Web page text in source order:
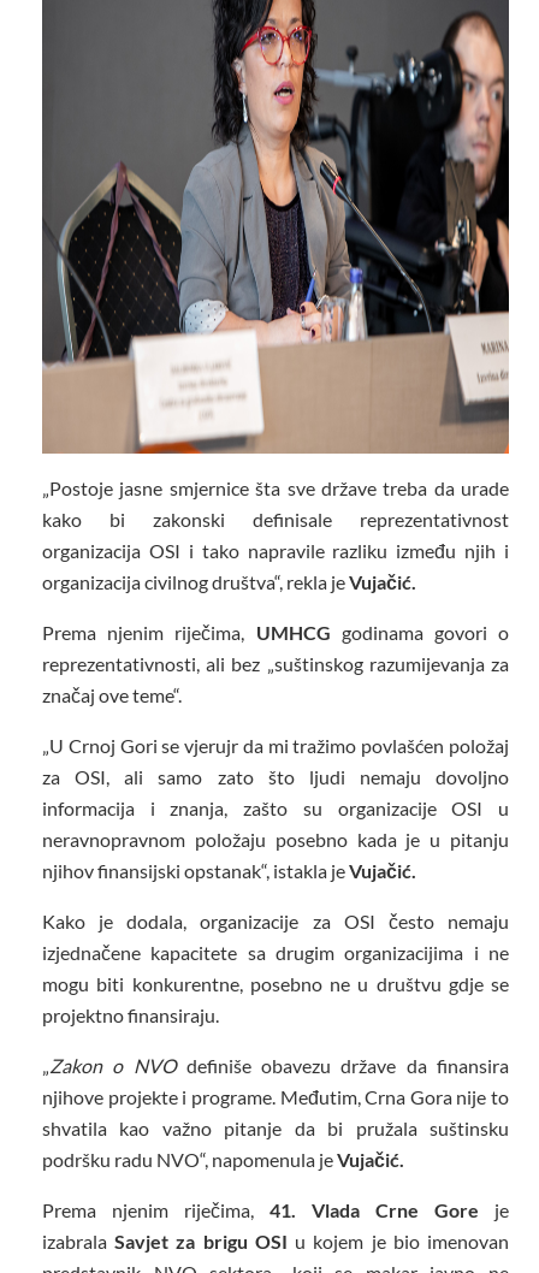
„Postoje jasne smjernice šta sve države treba da urade
kako bi zakonski definisale reprezentativnost
organizacija OSI i tako napravile razliku između njih i
organizacija civilnog društva“, rekla jeVujačić.
Prema njenim riječima, UMHCG godinama govori o
reprezentativnosti, ali bez „suštinskog razumijevanja za
značaj ove teme“.
„U Crnoj Gori se vjerujr da mi tražimo povlašćen položaj
za OSI, ali samo zato što ljudi nemaju dovoljno
informacija i znanja, zašto su organizacije OSI u
neravnopravnom položaju posebno kada je u pitanju
njihov finansijski opstanak“, istakla jeVujačić.
Kako je dodala, organizacije za OSI često nemaju
izjednačene kapacitete sa drugim organizacijima i ne
mogu biti konkurentne, posebno ne u društvu gdje se
projektno finansiraju.
„Zakon o NVOdefiniše obavezu države da finansira
njihove projekte i programe. Međutim, Crna Gora nije to
shvatila kao važno pitanje da bi pružala suštinsku
podršku radu NVO“, napomenula jeVujačić.
Prema njenim riječima, 41. Vlada Crne Gore je
izabralaSavjet za brigu OSI u kojem je bio imenovan